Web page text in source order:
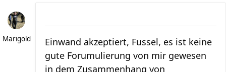
Marigold
Einwand akzeptiert, Fussel, es ist keine
gute Forumulierung von mir gewesen
in dem Zusammenhang von